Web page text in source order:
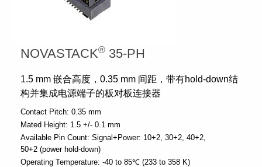
NOVASTACK® 35-PH
1.5 mm 嵌合高度，0.35 mm 间距，带有hold-down结
构并集成电源端子的板对板连接器
Contact Pitch: 0.35 mm
Mated Height: 1.5 +/- 0.1 mm
Available Pin Count: Signal+Power: 10+2, 30+2, 40+2,
50+2 (power hold-down)
Operating Temperature: -40 to 85℃ (233 to 358 K)